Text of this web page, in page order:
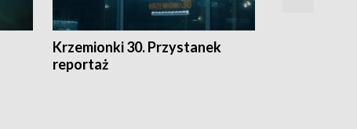
Krzemionki 30. Przystanek
reportaż